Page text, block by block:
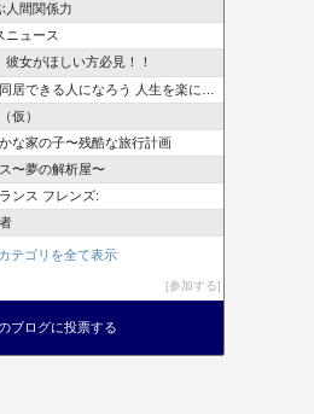
人間関係力
ニュース
女がほしい方必見！！
きる人になろう 人生を楽に生きる簡単な…
仮）
な家の子〜残酷な旅行計画
〜夢の解析屋〜
ンス フレンズ:
テゴリを全て表示
参加する
ブログに投票する